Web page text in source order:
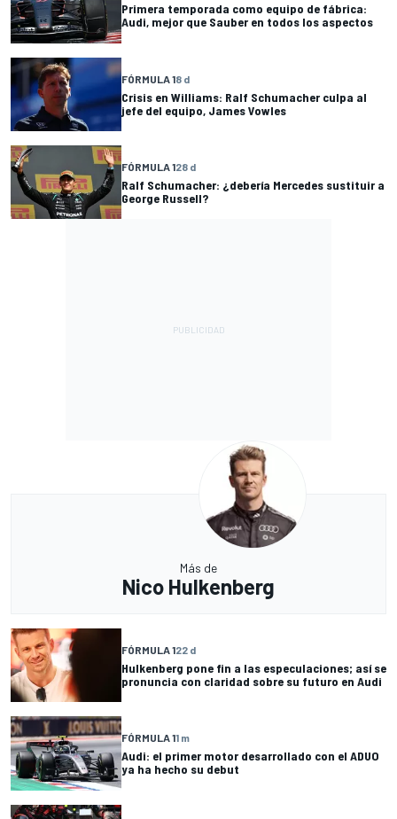
Primera temporada como equipo de fábrica:
Audi, mejor que Sauber en todos los aspectos
FÓRMULA 18 d
Crisis en Williams: Ralf Schumacher culpa al
jefe del equipo, James Vowles
FÓRMULA 128 d
Ralf Schumacher: ¿debería Mercedes sustituir a
George Russell?
Más de
Nico Hulkenberg
FÓRMULA 122 d
Hulkenberg pone fin a las especulaciones; así se
pronuncia con claridad sobre su futuro en Audi
FÓRMULA 11 m
Audi: el primer motor desarrollado con el ADUO
ya ha hecho su debut